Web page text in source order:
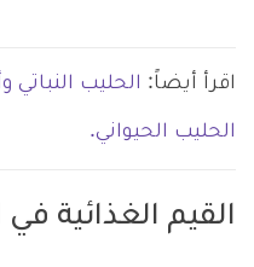
اقرأ أيضاً: الحليب النباتي
الحليب الحيواني.
القيم الغذائية